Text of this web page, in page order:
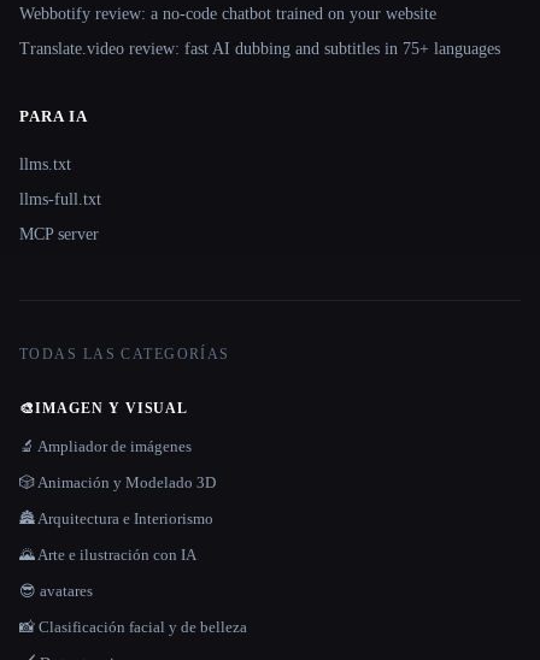
Webbotify review: a no-code chatbot trained on your website
Translate.video review: fast AI dubbing and subtitles in 75+ languages
PARA IA
llms.txt
llms-full.txt
MCP server
TODAS LAS CATEGORÍAS
🎨IMAGEN Y VISUAL
🔬 Ampliador de imágenes
🎲 Animación y Modelado 3D
🏯 Arquitectura e Interiorismo
🌄 Arte e ilustración con IA
😎 avatares
📸 Clasificación facial y de belleza